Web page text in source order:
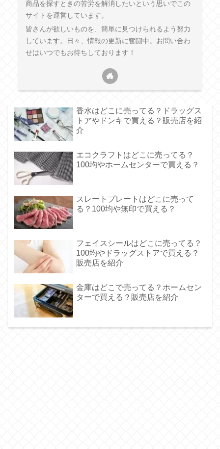
商品を探すときの苦労を解消したいという思いでこの
サイトを運営しています。
皆さんが欲しいものを、簡単に見つけられるよう努力
しています。日々、情報の更新に奮闘中。お問い合わ
せはいつでもお待ちしております！
香水はどこに売ってる？ドラッグス
トアやドンキで買える？販売店を紹
介
エコクラフトはどこに売ってる？
100均やホームセンターで買える？
スレートプレートはどこに売って
る？100均や無印で買える？
フェイスシールはどこに売ってる？
100均やドラッグストアで買える？
販売店を紹介
金庫はどこで売ってる？ホームセン
ターで買える？販売店を紹介